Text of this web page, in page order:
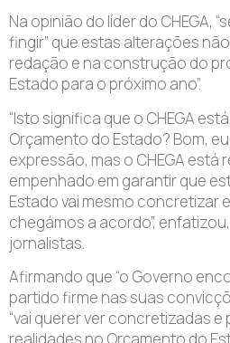
Na opinião do líder do CHEGA,
fingir” que estas alterações
redação e na construção do
Estado para o próximo ano”.
“Isto significa que o CHEGA
Orçamento do Estado? Bom,
expressão, mas o CHEGA está
empenhado em garantir que
Estado vai mesmo concretizar
chegámos a acordo”,
jornalistas.
Afirmando que “o Governo
partido firme nas suas
“vai querer ver concretizadas